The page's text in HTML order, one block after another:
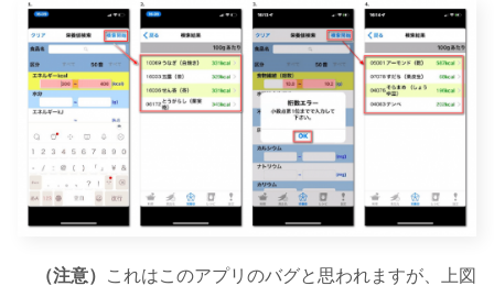
（注意） これはこのアプリのバグと思われますが、上図